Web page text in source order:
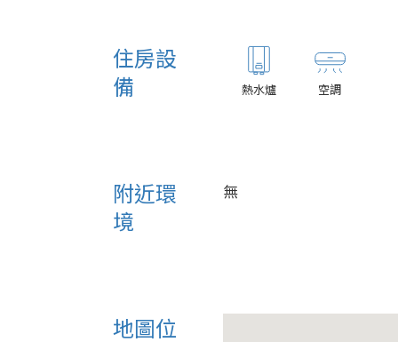
住房設
備
熱水爐 空調
附近環
境
無
地圖位